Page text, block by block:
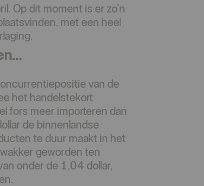
Op dit moment is er zo’n
met een heel
van de
het handelstekort
fors meer importeren dan
de binnenlandse
te duur maakt in het
geworden ten
onder de 1,04 dollar,